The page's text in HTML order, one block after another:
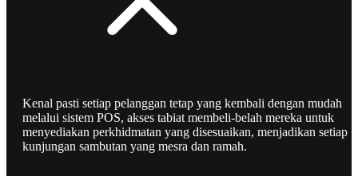
Kenal pasti setiap pelanggan tetap yang kembali dengan mudah
melalui sistem POS, akses tabiat membeli-belah mereka untuk
menyediakan perkhidmatan yang disesuaikan, menjadikan setiap
kunjungan sambutan yang mesra dan ramah.